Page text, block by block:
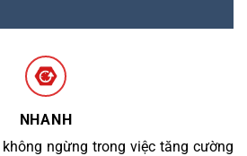
NHANH
ngừng trong việc tăng cường